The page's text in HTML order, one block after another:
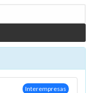
Interempresas